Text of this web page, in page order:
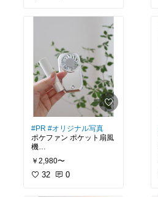
それでいてまとまりのあ
る仕上がり♡
#PR #オリジナル写真
ポケファン ポケット扇風
機
軽量＆コンパクトで持ち
運びのストレスゼロ◎
￥2,980〜
32 0